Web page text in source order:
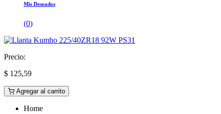
Mis Deseados
(0)
Precio:
$ 125,59
Agregar al carrito
Home